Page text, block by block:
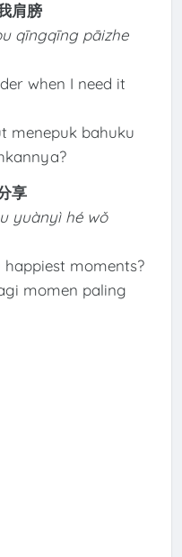
肩膀
qīngqīng pāizhe
when I need it
menepuk bahuku
享
yuànyì hé wǒ
moments?
momen paling